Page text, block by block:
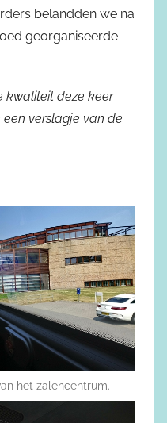
belandden we na
georganiseerde
kwaliteit deze keer
verslagje van de
het zalencentrum.